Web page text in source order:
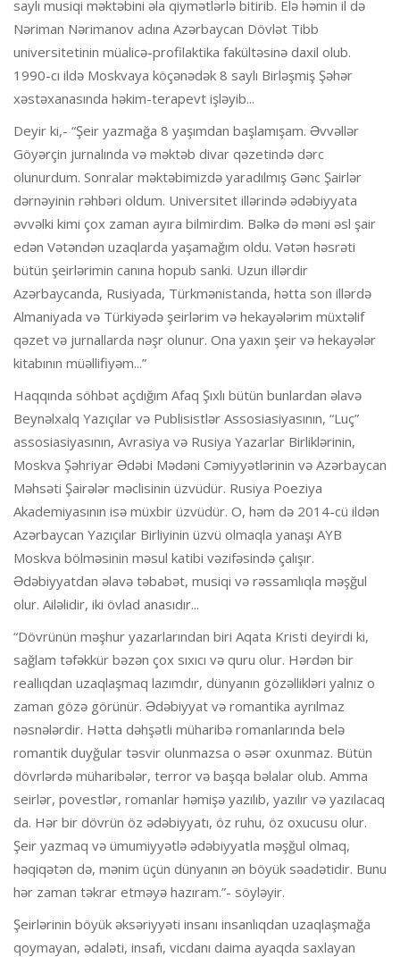
saylı musiqi məktəbini əla qiymətlərlə bitirib. Elə həmin il də
Nəriman Nərimanov adına Azərbaycan Dövlət Tibb
universitetinin müalicə-profilaktika fakültəsinə daxil olub.
1990-cı ildə Moskvaya köçənədək 8 saylı Birləşmiş Şəhər
xəstəxanasında həkim-terapevt işləyib...
Deyir ki,- “Şeir yazmağa 8 yaşımdan başlamışam. Əvvəllər
Göyərçin jurnalında və məktəb divar qəzetində dərc
olunurdum. Sonralar məktəbimizdə yaradılmış Gənc Şairlər
dərnəyinin rəhbəri oldum. Universitet illərində ədəbiyyata
əvvəlki kimi çox zaman ayıra bilmirdim. Bəlkə də məni əsl şair
edən Vətəndən uzaqlarda yaşamağım oldu. Vətən həsrəti
bütün şeirlərimin canına hopub sanki. Uzun illərdir
Azərbaycanda, Rusiyada, Türkmənistanda, hətta son illərdə
Almaniyada və Türkiyədə şeirlərim və hekayələrim müxtəlif
qəzet və jurnallarda nəşr olunur. Ona yaxın şeir və hekayələr
kitabının müəllifiyəm...”
Haqqında söhbət açdığım Afaq Şıxlı bütün bunlardan əlavə
Beynəlxalq Yazıçılar və Publisistlər Assosiasiyasının, “Luç”
assosiasiyasının, Avrasiya və Rusiya Yazarlar Birliklərinin,
Moskva Şəhriyar Ədəbi Mədəni Cəmiyyətlərinin və Azərbaycan
Məhsəti Şairələr məclisinin üzvüdür. Rusiya Poeziya
Akademiyasının isə müxbir üzvüdür. O, həm də 2014-cü ildən
Azərbaycan Yazıçılar Birliyinin üzvü olmaqla yanaşı AYB
Moskva bölməsinin məsul katibi vəzifəsində çalışır.
Ədəbiyyatdan əlavə təbabət, musiqi və rəssamlıqla məşğul
olur. Ailəlidir, iki övlad anasıdır...
“Dövrünün məşhur yazarlarından biri Aqata Kristi deyirdi ki,
sağlam təfəkkür bəzən çox sıxıcı və quru olur. Hərdən bir
reallıqdan uzaqlaşmaq lazımdır, dünyanın gözəllikləri yalnız o
zaman gözə görünür. Ədəbiyyat və romantika ayrılmaz
nəsnələrdir. Hətta dəhşətli müharibə romanlarında belə
romantik duyğular təsvir olunmazsa o əsər oxunmaz. Bütün
dövrlərdə müharibələr, terror və başqa bəlalar olub. Amma
seirlər, povestlər, romanlar həmişə yazılıb, yazılır və yazılacaq
da. Hər bir dövrün öz ədəbiyyatı, öz ruhu, öz oxucusu olur.
Şeir yazmaq və ümumiyyətlə ədəbiyyatla məşğul olmaq,
həqiqətən də, mənim üçün dünyanın ən böyük səadətidir. Bunu
hər zaman təkrar etməyə hazıram.”- söyləyir.
Şeirlərinin böyük əksəriyyəti insanı insanlıqdan uzaqlaşmağa
qoymayan, ədaləti, insafı, vicdanı daima ayaqda saxlayan